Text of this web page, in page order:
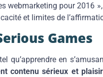
webmarketing pour 2016
et limites de
Games
qu’apprendre en
contenu sérieux et